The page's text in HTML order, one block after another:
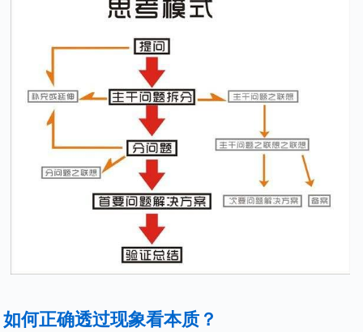
如何正确透过现象看本质？